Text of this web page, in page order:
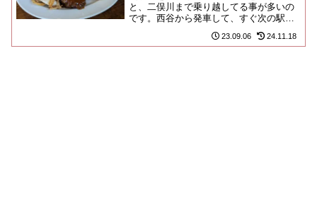
と、二俣川まで乗り越してる事が多いの
です。西谷から発車して、すぐ次の駅に
ないのは、やはり気が乗らない...
23.09.06 24.11.18